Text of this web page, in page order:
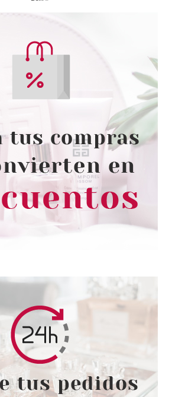
PACO RABANNE
RABANNE 1 MILLION
ROYAL EDP 50 ML VP
desde
53.95€
PACO RABANNE
RABANNE PHANTOM EDT
ML VP RECARGABLE